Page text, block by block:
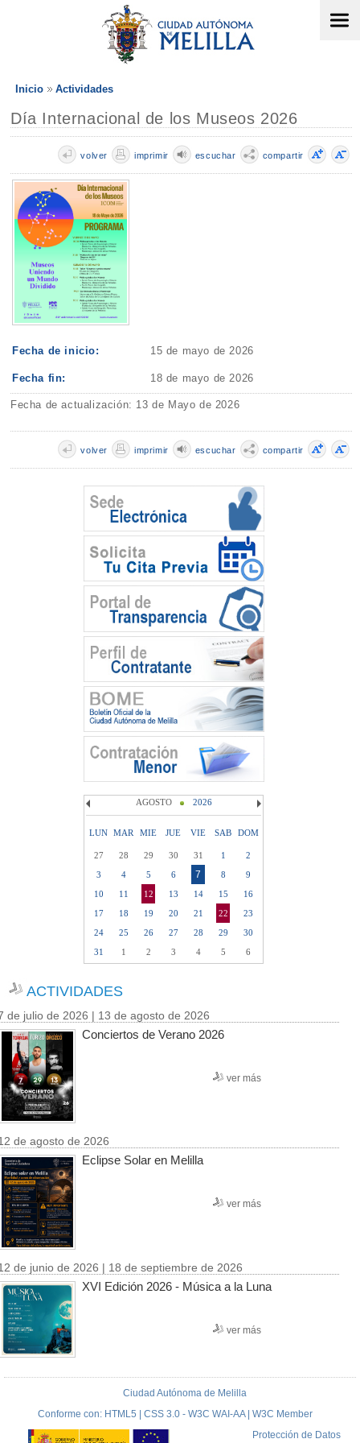
Inicio Actividades
Día Internacional de los Museos 2026
compartir
escuchar
imprimir
volver
Fecha de inicio: 15 de mayo de 2026
Fecha fin: 18 de mayo de 2026
Fecha de actualización: 13 de Mayo de 2026
compartir
escuchar
imprimir
volver
AGOSTO 2026
LUN MAR MIE JUE VIE SAB DOM
27 28 29 30 31 1
2
3
4 5 6 7 8
9
10
11 12 13 14 15
16
17
18 19 20 21 22
23
24
25 26 27 28 29
30
31
1 2 3 4 5 6
ACTIVIDADES
de julio de 2026 | 13 de agosto de 2026
Conciertos de Verano 2026
ver más
de agosto de 2026
Eclipse Solar en Melilla
ver más
de junio de 2026 | 18 de septiembre de 2026
XVI Edición 2026 - Música a la Luna
ver más
Ciudad Autónoma de Melilla
Conforme con: HTML5 | CSS 3.0 - W3C WAI-AA | W3C Member
Protección de Datos